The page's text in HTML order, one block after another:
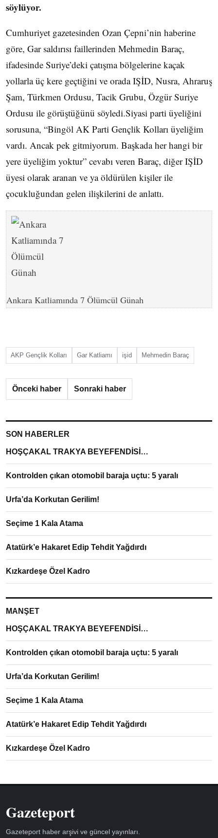
söylüyor.
Cumhuriyet gazetesinden Ozan Çepni’nin haberine
göre, Gar saldırısı faillerinden Mehmedin Baraç,
ifadesinde Suriye’deki çatışma bölgelerine kaçak
yollarla üç kere geçtiğini ve orada IŞİD, Nusra, Ahraruş
Şam, Türkmen Ordusu, Tacik Grubu, Özgür Suriye
Ordusu ile görüştüğünü söyledi.Siyasi parti üyeliğini
sorusuna, “Bingöl AK Parti Gençlik Kolları üyeliğim
vardı. Ancak pek gitmiyorum. Başkada her hangi bir
yere üyeliğim yoktur” cevabı veren Baraç, diğer IŞİD
üyesi olarak aranan ve ya öldürülen kişiler ile
çocukluğundan gelen ilişkilerini de anlattı.
Ankara Katliamında 7 Ölümcül Günah
AKP Gençlik Kolları Gar Katliamı işid Mehmedin Baraç
Önceki haber Sonraki haber
SON HABERLER
HOŞÇAKAL TRAKYA BEYEFENDİSİ…
Kontrolden çıkan otomobil baraja uçtu: 5 yaralı
Urfa’da Korkutan Gerilim!
Seçime 1 Kala Atama
Atatürk’e Hakaret Edip Tehdit Yağdırdı
Kızkardeşe Özel Kadro
MANŞET
HOŞÇAKAL TRAKYA BEYEFENDİSİ…
Kontrolden çıkan otomobil baraja uçtu: 5 yaralı
Urfa’da Korkutan Gerilim!
Seçime 1 Kala Atama
Atatürk’e Hakaret Edip Tehdit Yağdırdı
Kızkardeşe Özel Kadro
Gazeteport
Gazeteport haber arşivi ve güncel yayınları.